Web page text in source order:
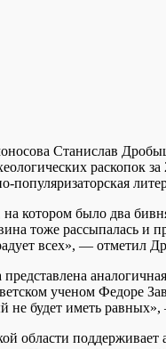
Станислав
популяризаторская
котором было два
тоже рассыпалась и
всех», — отметил
ученом Федоре
не будет иметь
поддерживает